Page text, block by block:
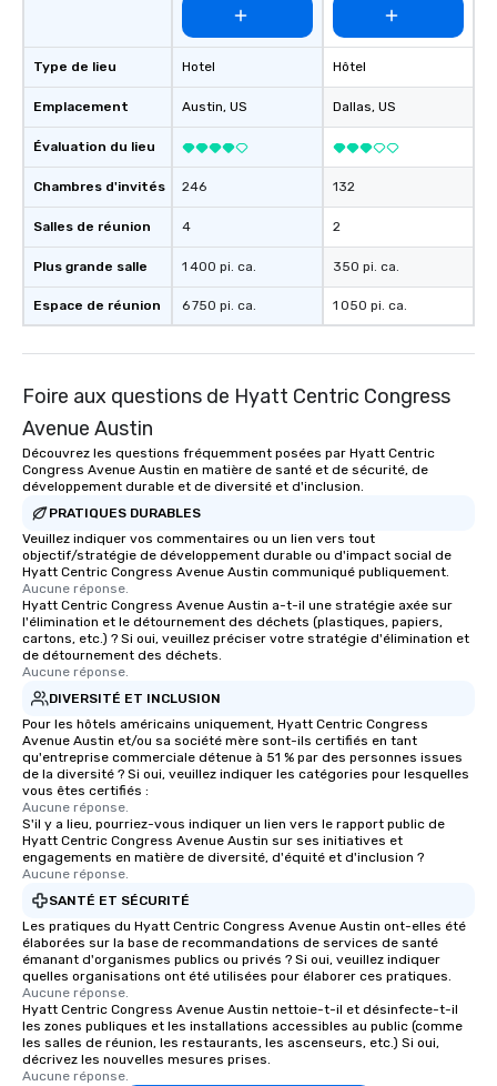
of from the moment the tour is
booked to the minute it concludes.
Since the menu is already set, you
have nothing to worry about. Just
allergies for anyone in your group.
Feel Like a VIP at Each Stop With Lip
Smacking Foodie Tours, you and your
restaurant or being shown to a less
than desirable table. On our tours,
everyone is treated like a VIP with
immediate seating upon arrival.
What’s more, your group may receive
from the restaurant chef. Menus can
be printed featuring your logo, too,
which can be an added bonus for all
those Instagram moments you share.
For added ease, we can even arrange
transportation pick-up and drop-off,
as well as an event photographer. And
for groups that desire an extra luxe
experience, we can also arrange for
an evening helicopter ride over the
glittering lights of The Strip. A
Memorable Experience for All Lip
Smacking Foodie Tours offers a way
to gather and dine that few have
experienced, and all are sure to
remember. Our one-of-a-kind tours
are special, from the first stop to the
last. It’s an experience that attendees
will reminisce about long after they
leave. Location, Location, Location
One of the best reasons to book is the
restaurants are within an easy
walking distance of each other. The
short stroll allows your group
members a chance to engage in prime
networking opportunities before
heading to the next place on your tour
itinerary. You Get a Dinner and a Show
Type de lieu
Emplacement
Évaluation du lieu
Chambres d'invités
Salles de réunion
Plus grande salle
Espace de réunion
Hotel
Austin, US
246
4
1 400 pi. ca.
6 750 pi. ca.
Hôtel
Dallas, US
132
2
350 pi. ca.
1 050 pi. ca.
Foire aux questions de Hyatt Centric Congress
Avenue Austin
Découvrez les questions fréquemment posées par Hyatt Centric
Congress Avenue Austin en matière de santé et de sécurité, de
développement durable et de diversité et d'inclusion.
PRATIQUES DURABLES
Veuillez indiquer vos commentaires ou un lien vers tout
objectif/stratégie de développement durable ou d'impact social de
Hyatt Centric Congress Avenue Austin communiqué publiquement.
Aucune réponse.
Hyatt Centric Congress Avenue Austin a-t-il une stratégie axée sur
l'élimination et le détournement des déchets (plastiques, papiers,
cartons, etc.) ? Si oui, veuillez préciser votre stratégie d'élimination et
de détournement des déchets.
Aucune réponse.
DIVERSITÉ ET INCLUSION
Pour les hôtels américains uniquement, Hyatt Centric Congress
Avenue Austin et/ou sa société mère sont-ils certifiés en tant
qu'entreprise commerciale détenue à 51 % par des personnes issues
de la diversité ? Si oui, veuillez indiquer les catégories pour lesquelles
vous êtes certifiés :
Aucune réponse.
S'il y a lieu, pourriez-vous indiquer un lien vers le rapport public de
Hyatt Centric Congress Avenue Austin sur ses initiatives et
engagements en matière de diversité, d'équité et d'inclusion ?
Aucune réponse.
SANTÉ ET SÉCURITÉ
Les pratiques du Hyatt Centric Congress Avenue Austin ont-elles été
élaborées sur la base de recommandations de services de santé
émanant d'organismes publics ou privés ? Si oui, veuillez indiquer
quelles organisations ont été utilisées pour élaborer ces pratiques.
Aucune réponse.
Hyatt Centric Congress Avenue Austin nettoie-t-il et désinfecte-t-il
les zones publiques et les installations accessibles au public (comme
les salles de réunion, les restaurants, les ascenseurs, etc.) Si oui,
décrivez les nouvelles mesures prises.
Aucune réponse.